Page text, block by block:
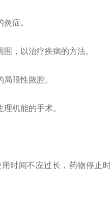
症。
，以治疗疾病的方法。
限性脓腔。
机能的手术。
时间不应过长，药物停止